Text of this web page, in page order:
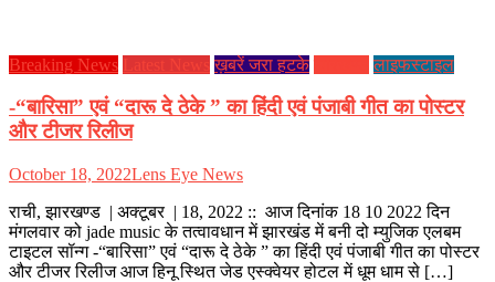
Breaking News Latest News ख़बरें जरा हटके लाइफस्टाइल
-“बारिसा” एवं “दारू दे ठेके ” का हिंदी एवं पंजाबी गीत का पोस्टर
और टीजर रिलीज
October 18, 2022Lens Eye News
राची, झारखण्ड | अक्टूबर | 18, 2022 :: आज दिनांक 18 10 2022 दिन
मंगलवार को jade music के तत्वावधान में झारखंड में बनी दो म्युजिक एलबम
टाइटल सॉन्ग -“बारिसा” एवं “दारू दे ठेके ” का हिंदी एवं पंजाबी गीत का पोस्टर
और टीजर रिलीज आज हिनू स्थित जेड एस्क्वेयर होटल में धूम धाम से […]